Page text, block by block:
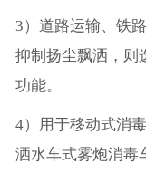
3）道路运输、铁
抑制扬尘飘洒，则
功能。
4）用于移动式消
洒水车式雾炮消毒